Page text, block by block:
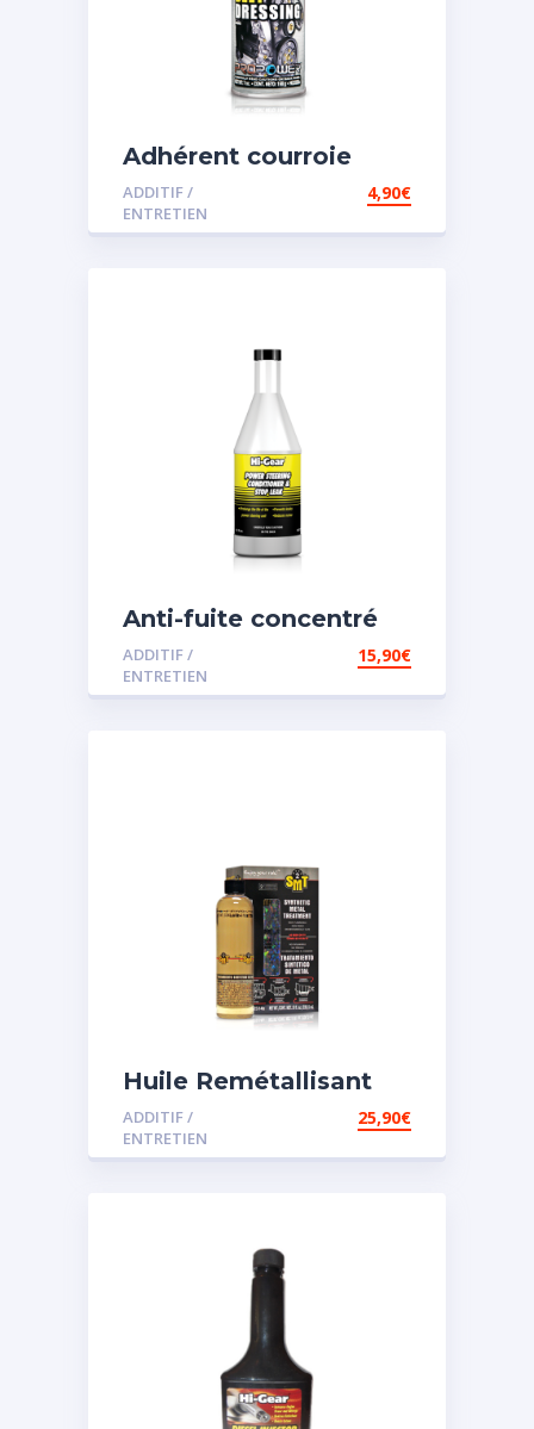
Adhérent courroie
ADDITIF /
ENTRETIEN
4,90€
Anti-fuite concentré
pour direction
assistée
ADDITIF /
ENTRETIEN
15,90€
Huile Remétallisant
Moteur SMT2
ADDITIF /
ENTRETIEN
25,90€